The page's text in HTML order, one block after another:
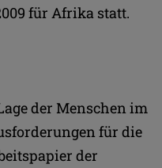
für Afrika statt.
der Menschen im
für die
der